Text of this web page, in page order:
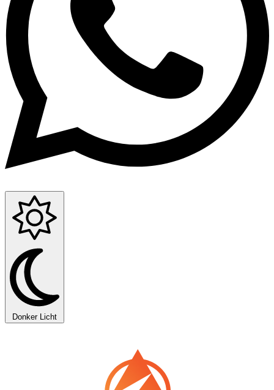
Donker Licht